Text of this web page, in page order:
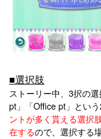
■選択肢
ストーリー中、3択の
pt」「Office pt」とい
ントが多く貰える選択
在するので、選択する